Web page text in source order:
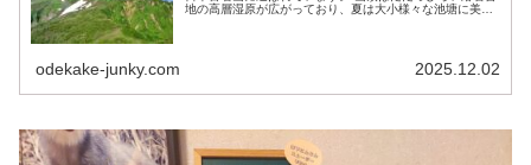
地の高層湿原が広がっており、夏は大小様々な池塘に美し
odekake-junky.com 2025.12.02